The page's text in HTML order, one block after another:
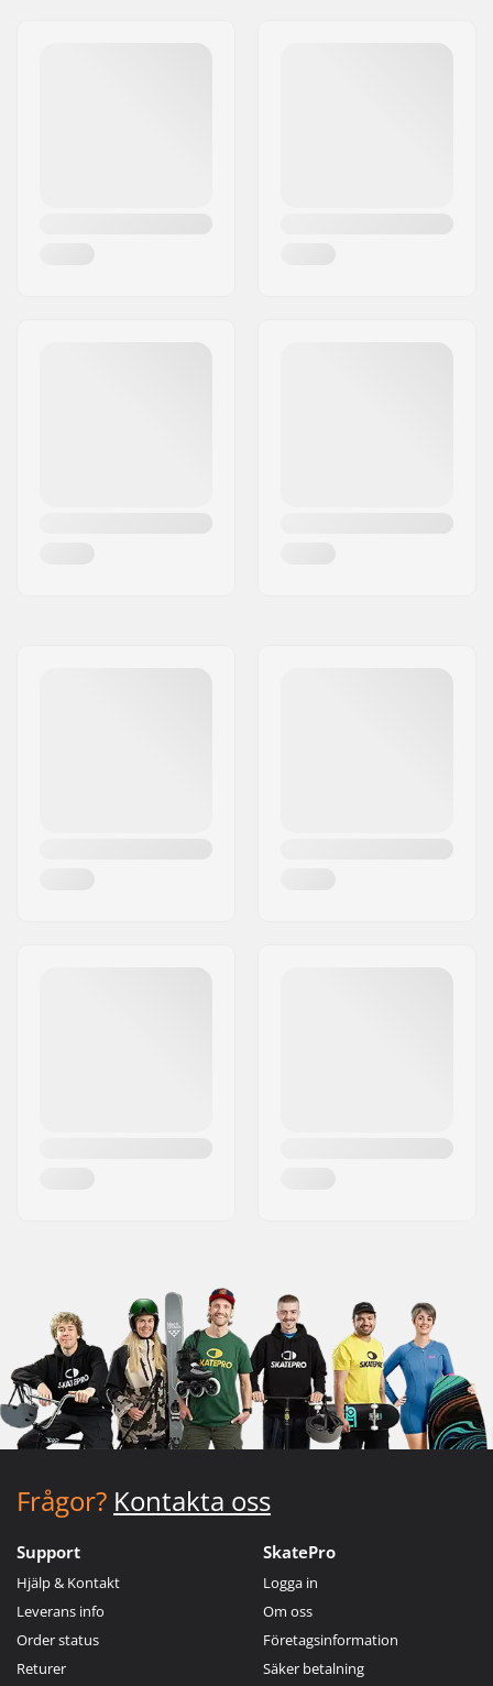
Frågor? Kontakta oss
Support
Hjälp & Kontakt
Leverans info
Order status
Returer
SkatePro
Logga in
Om oss
Företagsinformation
Säker betalning